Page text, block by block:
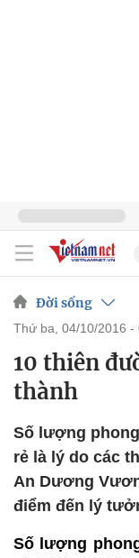
Đời sống
thứ ba, 04/10/2016 -
10 thiên
thành
Số lượng
rẻ là lý do các
An Dương
điểm đến lý
Số lượng